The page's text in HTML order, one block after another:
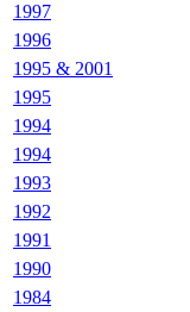
1997
1996
1995 & 2001
1995
1994
1994
1993
1992
1991
1990
1984